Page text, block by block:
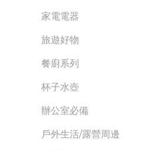
家電電器
旅遊好物
餐廚系列
杯子水壺
辦公室必備
戶外生活/露營周邊